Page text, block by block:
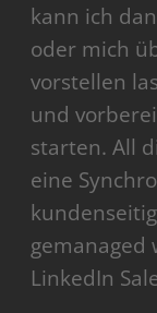
kann ich
oder mich
vorstellen
und
starten. All
eine
gemanaged
LinkedIn